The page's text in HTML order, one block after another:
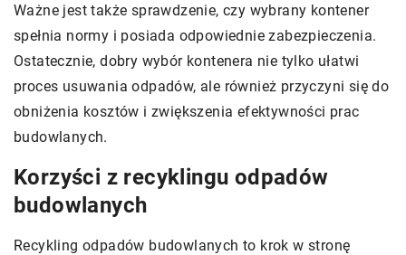
Ważne jest także sprawdzenie, czy wybrany kontener
spełnia normy i posiada odpowiednie zabezpieczenia.
Ostatecznie, dobry wybór kontenera nie tylko ułatwi
proces usuwania odpadów, ale również przyczyni się do
obniżenia kosztów i zwiększenia efektywności prac
budowlanych.
Korzyści z recyklingu odpadów
budowlanych
Recykling odpadów budowlanych to krok w stronę